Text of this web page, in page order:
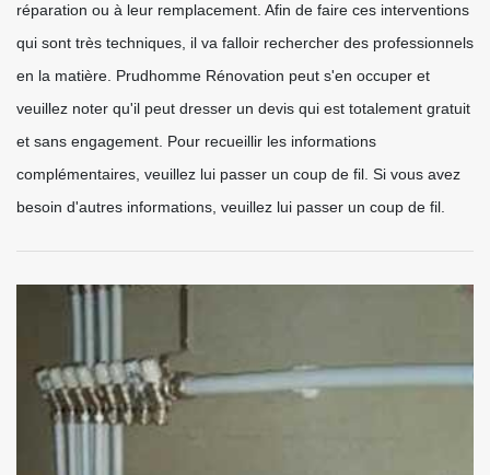
réparation ou à leur remplacement. Afin de faire ces interventions
qui sont très techniques, il va falloir rechercher des professionnels
en la matière. Prudhomme Rénovation peut s'en occuper et
veuillez noter qu'il peut dresser un devis qui est totalement gratuit
et sans engagement. Pour recueillir les informations
complémentaires, veuillez lui passer un coup de fil. Si vous avez
besoin d'autres informations, veuillez lui passer un coup de fil.